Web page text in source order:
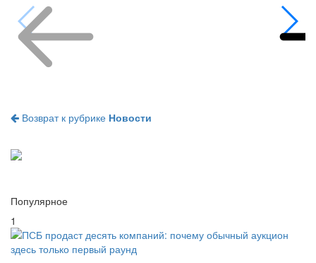
1
ПСБ продаст десять компаний: почему обычный